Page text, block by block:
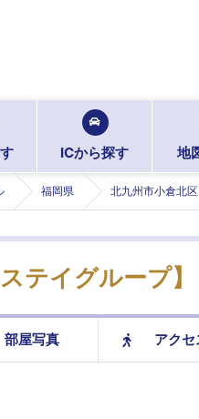
ICから探す 地
福岡県 北九州市小倉北区
テイグループ】
部屋写真 アクセ